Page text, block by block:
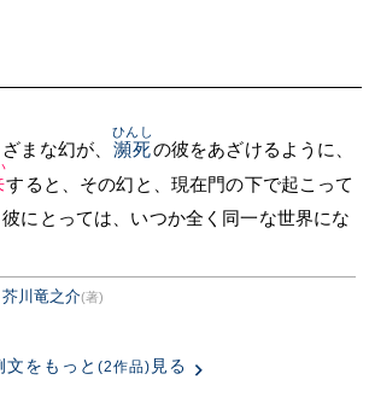
まな幻が、 瀕死
ひんし
の彼をあざけるように、
すると、その幻と、現在門の下で起こって
にとっては、いつか全く同一な世界にな
芥川竜之介(著)
をもっと (2作品) 見る